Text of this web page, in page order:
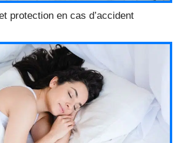
protection en cas d’accident